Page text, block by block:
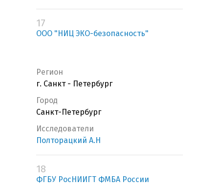
17
ООО "НИЦ ЭКО-безопасность"
Регион
г. Санкт - Петербург
Город
Санкт-Петербург
Исследователи
Полторацкий А.Н
18
ФГБУ РосНИИГТ ФМБА России